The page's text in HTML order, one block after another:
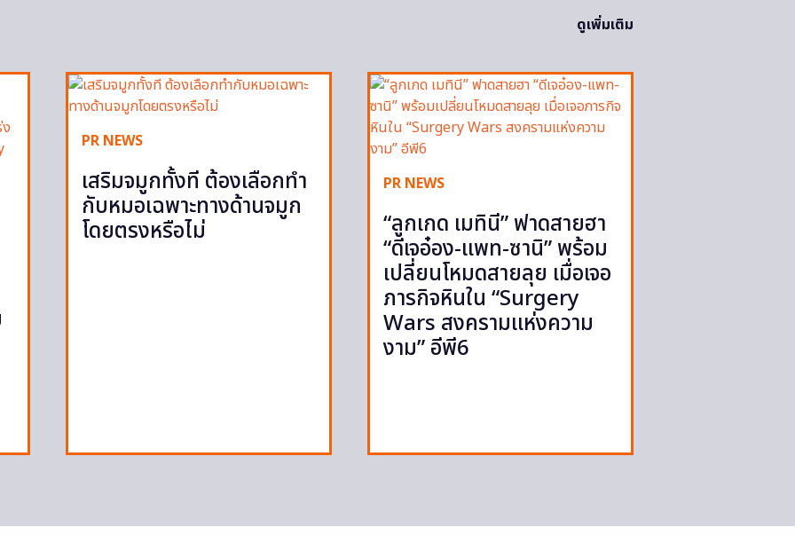
ดูเพิ่มเติม
PR NEWS
เสริมจมูกทั้งที ต้องเลือกทำ
กับหมอเฉพาะทางด้านจมูก
โดยตรงหรือไม่
PR NEWS
“ลูกเกด เมทินี” ฟาดสายฮา
“ดีเจอ๋อง-แพท-ซานิ” พร้อม
เปลี่ยนโหมดสายลุย เมื่อเจอ
ภารกิจหินใน “Surgery
Wars สงครามแห่งความ
งาม” อีพี6